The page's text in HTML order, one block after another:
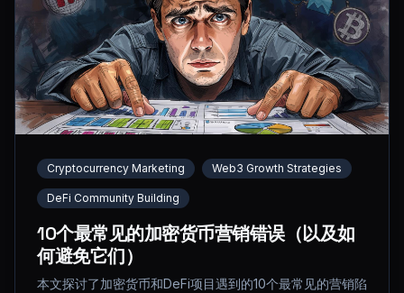
Cryptocurrency Marketing Web3 Growth Strategies
DeFi Community Building
10个最常见的加密货币营销错误（以及如
何避免它们）
本文探讨了加密货币和DeFi项目遇到的10个最常见的营销陷